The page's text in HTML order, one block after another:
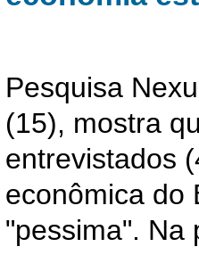
Pesquisa
(15), mostra
entrevistados
econômica do
"pessima". Na